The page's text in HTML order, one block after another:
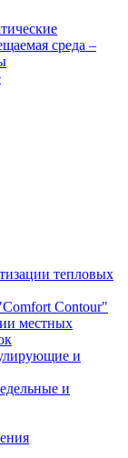
среда –
тепловых
Contour"
местных
и
и